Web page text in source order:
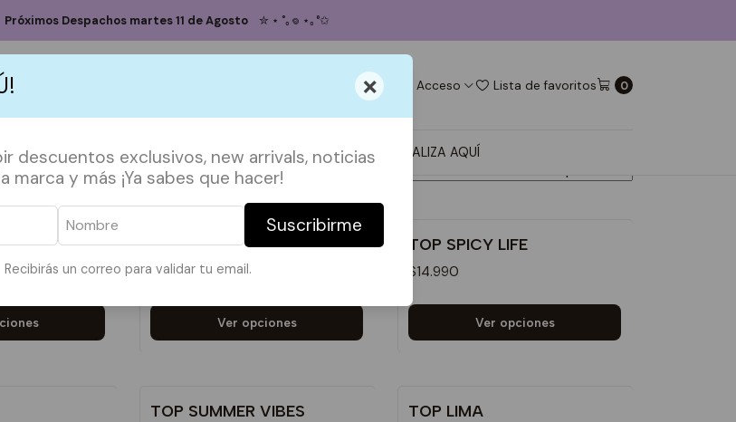
×
descuentos exclusivos, new arrivals, noticias
marca y más ¡Ya sabes que hacer!
Suscribirme
Recibirás un correo para validar tu email.
Acceso Lista de favoritos 0
POLERAS POLERONES TAZAS PAPELERÍA & DECOPERSONALIZA AQUÍ
Próximos Despachos martes 11 de Agosto ✮ ⋆ ˚｡𖦹 ⋆｡°✩
Inicio POLERAS SUMMER 24
TOP EXPRESSO MARTINI
$14.990
Ver opciones
TOP SPICY LIFE
$14.990
Ver opciones
TOP SUMMER VIBES TOP LIMA